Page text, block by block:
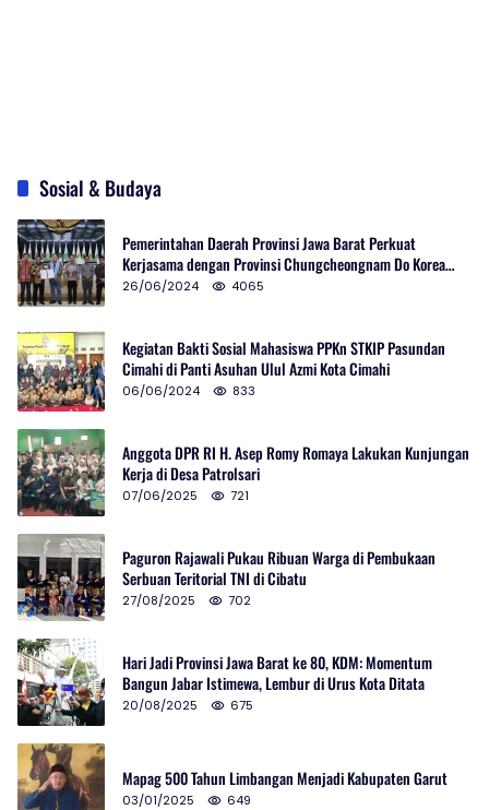
Sosial & Budaya
Pemerintahan Daerah Provinsi Jawa Barat Perkuat
Kerjasama dengan Provinsi Chungcheongnam Do Korea
Selatan
26/06/2024 4065
Kegiatan Bakti Sosial Mahasiswa PPKn STKIP Pasundan
Cimahi di Panti Asuhan Ulul Azmi Kota Cimahi
06/06/2024 833
Anggota DPR RI H. Asep Romy Romaya Lakukan Kunjungan
Kerja di Desa Patrolsari
07/06/2025 721
Paguron Rajawali Pukau Ribuan Warga di Pembukaan
Serbuan Teritorial TNI di Cibatu
27/08/2025 702
Hari Jadi Provinsi Jawa Barat ke 80, KDM: Momentum
Bangun Jabar Istimewa, Lembur di Urus Kota Ditata
20/08/2025 675
Mapag 500 Tahun Limbangan Menjadi Kabupaten Garut
03/01/2025 649